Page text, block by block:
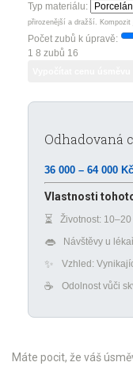
Typ materiálu:
přirozenější a dražší.
Počet zubů k úpravě:
1 8 zubů 16
Odhadovaná
36 000 – 64 000 Kč
Vlastnosti
⏳
Životnost:
👄 Návštěvy u
✨ Vzhled:
☕ Odolnost vůči
Máte pocit, že váš